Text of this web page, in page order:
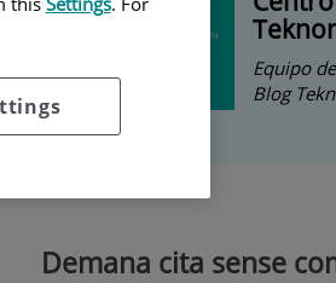
Equipo
Blog
Demana cita sense